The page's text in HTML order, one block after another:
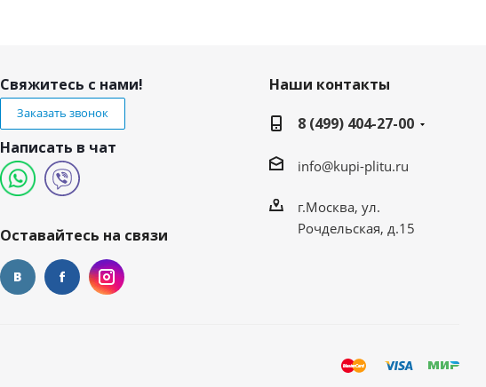
Свяжитесь с нами!
Заказать звонок
Написать в чат
Оставайтесь на связи
Наши контакты
8 (499) 404-27-00
info@kupi-plitu.ru
г.Москва, ул.
Рочдельская, д.15